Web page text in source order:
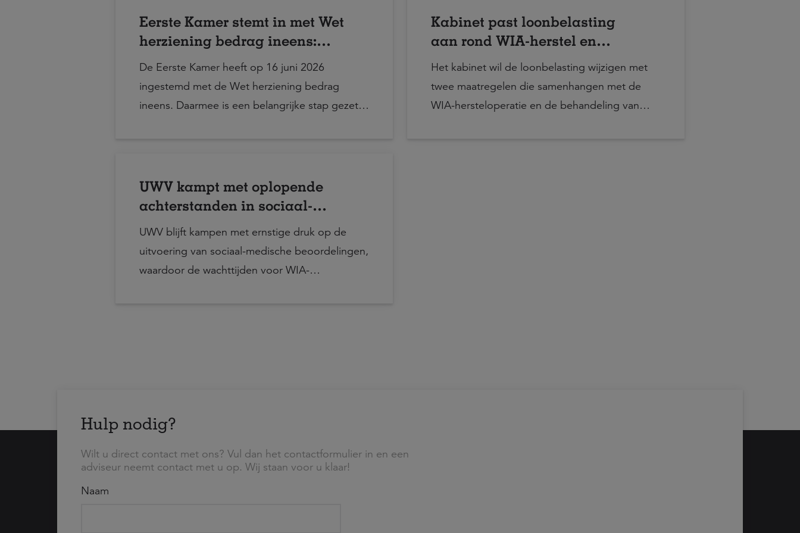
Eerste Kamer stemt in met Wet
herziening bedrag ineens:
invoering per 1 januari 2029
De Eerste Kamer heeft op 16 juni 2026
ingestemd met de Wet herziening bedrag
ineens. Daarmee is een belangrijke stap gezet
één keer kunnen opnemen. De regeling treedt
echter niet direct in werking. De beoogde
Kabinet past loonbelasting
aan rond WIA-herstel en
samenvoegbepaling
Het kabinet wil de loonbelasting wijzigen met
twee maatregelen die samenhangen met de
WIA-hersteloperatie en de behandeling van
UWV kampt met oplopende
achterstanden in sociaal-
medische beoordelingen en
WIA-uitvoering
UWV blijft kampen met ernstige druk op de
uitvoering van sociaal-medische beoordelingen,
waardoor de wachttijden voor WIA-
Hulp nodig?
Wilt u direct contact met ons? Vul dan het contactformulier in en een
adviseur neemt contact met u op. Wij staan voor u klaar!
Naam